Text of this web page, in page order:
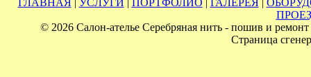
ГЛАВНАЯ| УСЛУГИ | ПОРТФОЛИО | ГАЛЕРЕЯ|
© 2026 Салон-ателье Серебряная нить - пошив и
Страница